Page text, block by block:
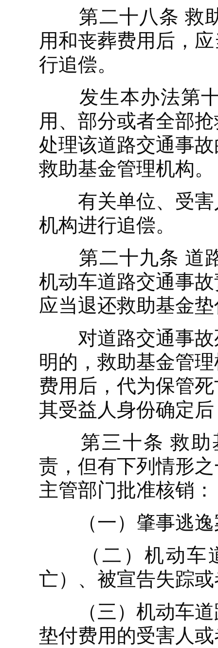
第二十八条 救助
用和丧葬费用后，
行追偿。
发生本办法第十
用、部分或者全部
处理该道路交通事
救助基金管理机构。
有关单位、受害
机构进行追偿。
第二十九条 道路
机动车道路交通事
应当退还救助基金
对道路交通事故
明的，救助基金管
费用后，代为保管
其受益人身份确定
第三十条 救助
责，但有下列情形
主管部门批准核销：
（一）肇事逃逸
（二）机动车道
亡）、被宣告失踪
（三）机动车道
垫付费用的受害人